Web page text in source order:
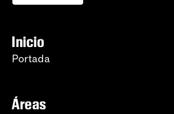
Inicio
Portada
Áreas